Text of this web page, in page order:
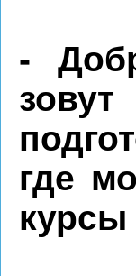
-
где
курсы